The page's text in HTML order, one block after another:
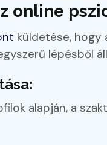
online
küldetése, hogy
lépésből
alapján, a